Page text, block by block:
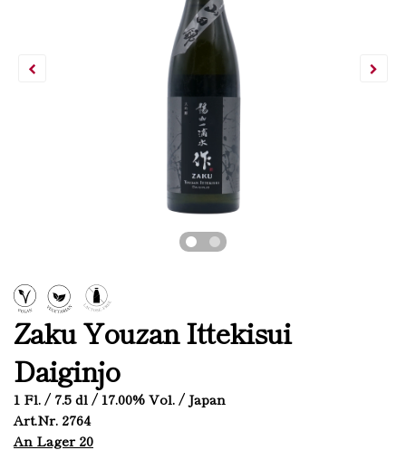
Zaku Youzan Ittekisui
Daiginjo
1 Fl. / 7.5 dl / 17.00% Vol. / Japan
Art.Nr. 2764
An Lager 20